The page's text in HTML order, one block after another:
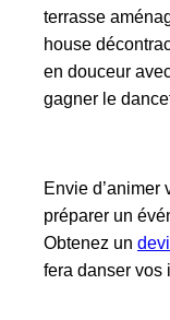
terrasse
house
en douceur
gagner le
Envie d’animer
préparer un
Obtenez un
fera danser vos